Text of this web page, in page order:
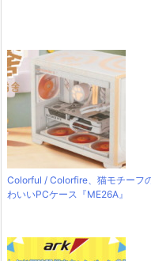
Colorful / Colorfire、猫モチーフ
わいいPCケース『ME26A』